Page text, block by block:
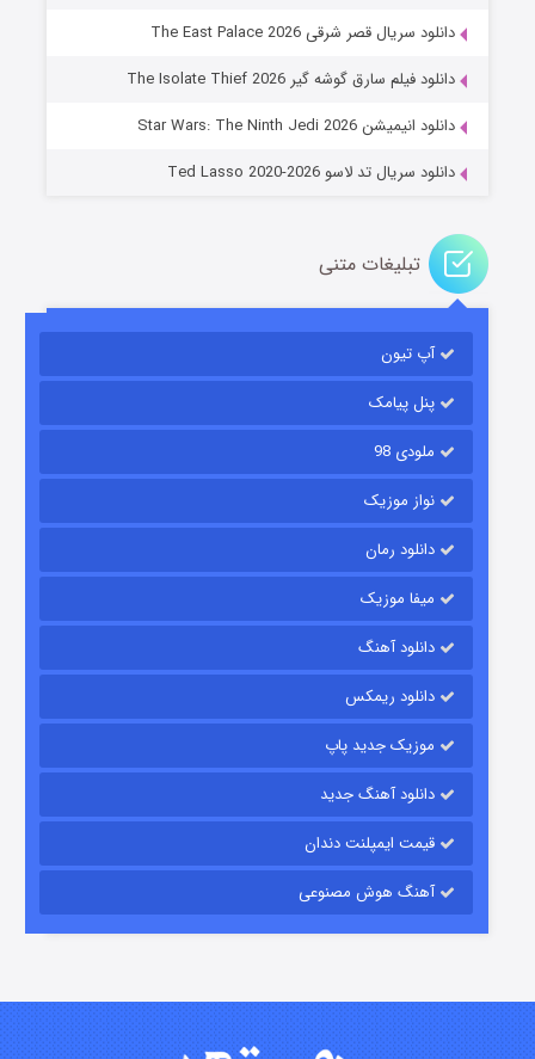
جادوگری در مغولستان
قسمت۱۴ (زیرنویس) منتشر شد
قسمت
قسمت۲ (دوبله) منتشر شد
دانلود سریال قصر شرقی The East Palace 2026
دانلود فیلم سارق گوشه گیر The Isolate Thief 2026
دانلود انیمیشن Star Wars: The Ninth Jedi 2026
دانلود سریال تد لاسو Ted Lasso 2020-2026
تبلیغات متنی
آپ تیون
پنل پیامک
ملودی 98
نواز موزیک
دانلود رمان
میفا موزیک
دانلود آهنگ
دانلود ریمکس
موزیک جدید پاپ
دانلود آهنگ جدید
قیمت ایمپلنت دندان
آهنگ هوش مصنوعی